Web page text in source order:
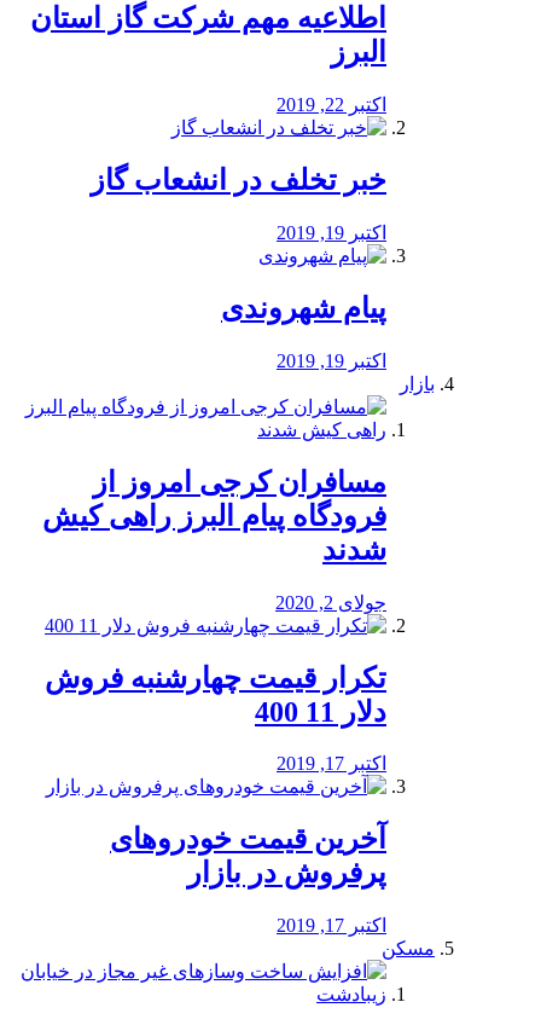
️اطلاعیه مهم شرکت گاز استان
البرز
اکتبر 22, 2019
خبر تخلف در انشعاب گاز
اکتبر 19, 2019
پیام شهروندی
اکتبر 19, 2019
بازار
مسافران کرجی امروز از
فرودگاه پیام البرز راهی کیش
شدند
جولای 2, 2020
تکرار قیمت چهارشنبه فروش
دلار 11 400
اکتبر 17, 2019
آخرین قیمت خودرو‌های
پرفروش در بازار
اکتبر 17, 2019
مسکن